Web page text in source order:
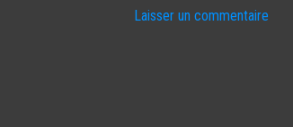
Laisser un commentaire